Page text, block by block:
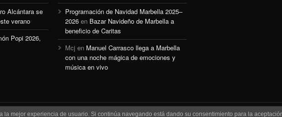
Alcántara se
verano
Popi 2026,
Programación de Navidad Marbella 2025–
2026 en Bazar Navideño de Marbella a
beneficio de Caritas
Mcj en Manuel Carrasco llega a Marbella
con una noche mágica de emociones y
música en vivo
la mejor experiencia de usuario. Si continúa navegando está dando su consentimiento para la